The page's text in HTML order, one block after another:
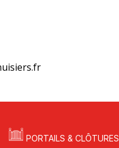
PORTAILS & CLÔTURES